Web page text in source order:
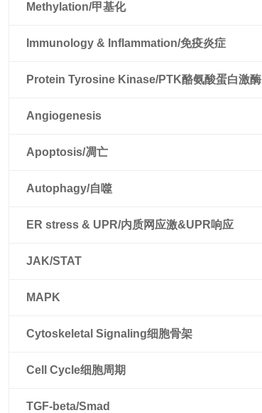
Methylation/甲基化
Immunology & Inflammation/免疫炎症
Protein Tyrosine Kinase/PTK酪氨酸蛋白激酶
Angiogenesis
Apoptosis/凋亡
Autophagy/自噬
ER stress & UPR/内质网应激&UPR响应
JAK/STAT
MAPK
Cytoskeletal Signaling细胞骨架
Cell Cycle细胞周期
TGF-beta/Smad